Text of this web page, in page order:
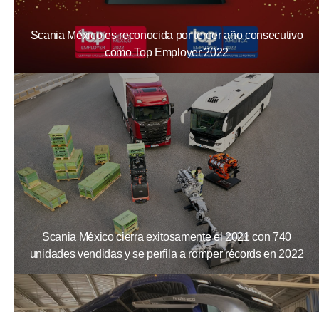
Scania México es reconocida por tercer año consecutivo
como Top Employer 2022
Scania México cierra exitosamente el 2021 con 740
unidades vendidas y se perfila a romper récords en 2022